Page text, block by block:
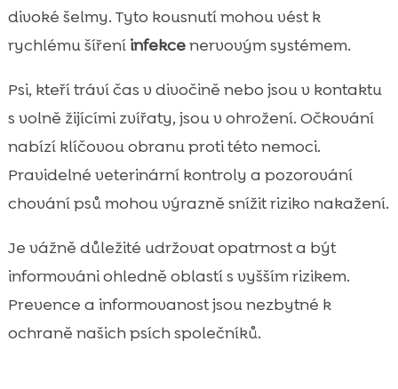
divoké šelmy. Tyto kousnutí mohou vést k
rychlému šíření infekcenervovým systémem.
Psi, kteří tráví čas v divočině nebo jsou v kontaktu
s volně žijícími zvířaty, jsou v ohrožení. Očkování
nabízí klíčovou obranu proti této nemoci.
Pravidelné veterinární kontroly a pozorování
chování psů mohou výrazně snížit riziko nakažení.
Je vážně důležité udržovat opatrnost a být
informováni ohledně oblastí s vyšším rizikem.
Prevence a informovanost jsou nezbytné k
ochraně našich psích společníků.